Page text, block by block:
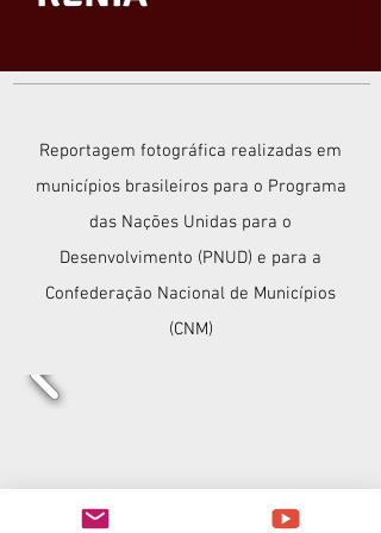
Reportagem fotográfica realizadas em
municípios brasileiros para o Programa
das Nações Unidas para o
Desenvolvimento (PNUD) e para a
Confederação Nacional de Municípios
(CNM)